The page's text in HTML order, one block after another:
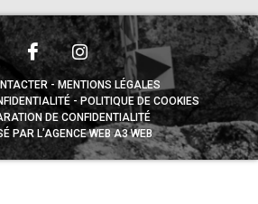
MENTIONS LÉGALES
POLITIQUE DE COOKIES
DE CONFIDENTIALITÉ
PAR L’AGENCE WEB A3 WEB